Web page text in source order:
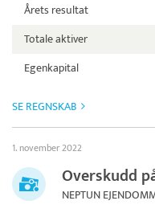
Årets resultat
Totale aktiver
Egenkapital
SE REGNSKAB
1. november 2022
Overskudd
NEPTUN